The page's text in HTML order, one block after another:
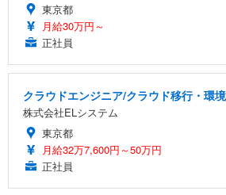
東京都
月給30万円～
正社員
クラウドエンジニア/クラウド移行・環
株式会社ELシステム
東京都
月給32万7,600円～50万円
正社員